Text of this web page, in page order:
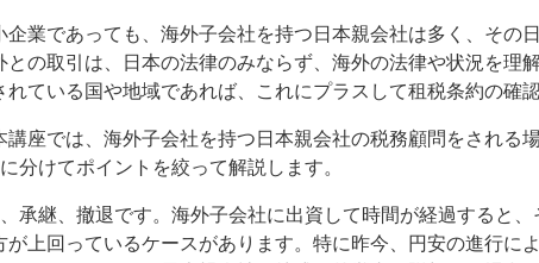
業であっても、海外子会社を持つ日本親会社は多く、その
との取引は、日本の法律のみならず、海外の法律や状況を理
れている国や地域であれば、これにプラスして租税条約の確
座では、海外子会社を持つ日本親会社の税務顧問をされる
分けてポイントを絞って解説します。
承継、撤退です。海外子会社に出資して時間が経過すると
が上回っているケースがあります。特に昨今、円安の進行に